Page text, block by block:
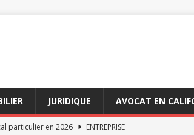
JURIDIQUE AVOCAT EN
particulier en 2026
ENTREPRISE